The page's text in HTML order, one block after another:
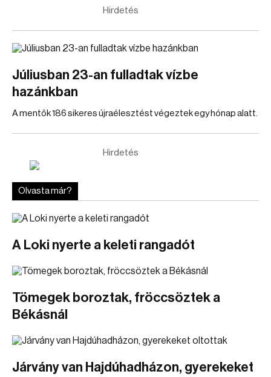
Hirdetés
Júliusban 23-an fulladtak vízbe
hazánkban
A mentők 186 sikeres újraélesztést végeztek egy hónap alatt.
Hirdetés
Olvasta már?
A Loki nyerte a keleti rangadót
Tömegek boroztak, fröccsöztek a
Békásnál
Járvány van Hajdúhadházon, gyerekeket